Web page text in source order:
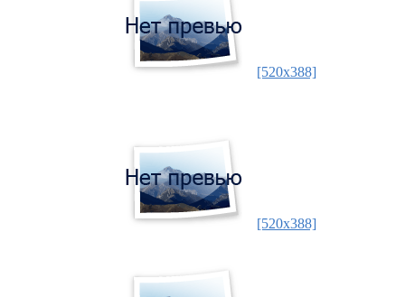
[520x388]
[520x388]